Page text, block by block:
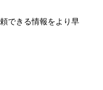
できる情報をより早